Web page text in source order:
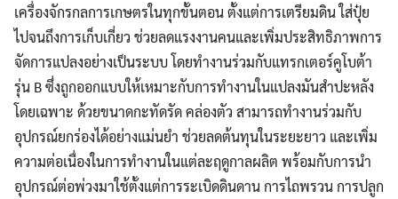
เครื่องจักรกลการเกษตรในทุกขั้นตอน ตั้งแต่การเตรียมดิน ใส่ปุ๋ย
ไปจนถึงการเก็บเกี่ยว ช่วยลดแรงงานคนและเพิ่มประสิทธิภาพการ
จัดการแปลงอย่างเป็นระบบ โดยทำงานร่วมกับแทรกเตอร์คูโบต้า
รุ่น B ซึ่งถูกออกแบบให้เหมาะกับการทำงานในแปลงมันสำปะหลัง
โดยเฉพาะ ด้วยขนาดกะทัดรัด คล่องตัว สามารถทำงานร่วมกับ
อุปกรณ์ยกร่องได้อย่างแม่นยำ ช่วยลดต้นทุนในระยะยาว และเพิ่ม
ความต่อเนื่องในการทำงานในแต่ละฤดูกาลผลิต พร้อมกับการนำ
อุปกรณ์ต่อพ่วงมาใช้ตั้งแต่การระเบิดดินดาน การไถพรวน การปลูก